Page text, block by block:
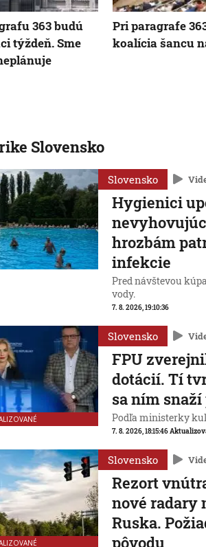
363 budú
týždeň. Sme
Pri paragrafe
koalícia šancu
Slovensko
Slovensko
Hygienici
hrozbám
infekcie
Pred návštevou
vody.
7. 8. 2026, 19:10:36
Slovensko
FPU
dotácií. Tí
sa ním
Podľa ministerky
7. 8. 2026, 18:15:46
Slovensko
Rezort
nové radary
Ruska.
pôvodu